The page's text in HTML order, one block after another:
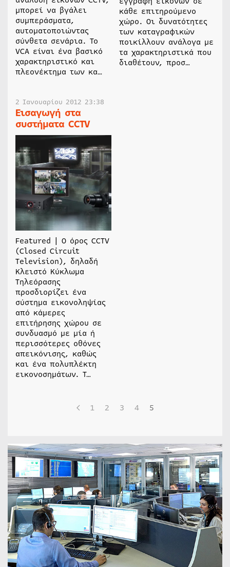
μπορεί να βγάλει
συμπεράσματα,
αυτοματοποιώντας
σύνθετα σενάρια. Το
VCA είναι ένα βασικό
χαρακτηριστικό και
πλεονέκτημα των κα…
κάθε επιτηρούμενο
χώρο. Οι δυνατότητες
των καταγραφικών
ποικίλλουν ανάλογα με
τα χαρακτηριστικά που
διαθέτουν, προσ…
2 Ιανουαρίου 2012 23:38
Εισαγωγή στα
συστήματα CCTV
Featured | Ο όρος CCTV
(Closed Circuit
Television), δηλαδή
Κλειστό Κύκλωμα
Τηλεόρασης
προσδιορίζει ένα
σύστημα εικονοληψίας
από κάμερες
επιτήρησης χώρου σε
συνδυασμό με μία ή
περισσότερες οθόνες
απεικόνισης, καθώς
και ένα πολυπλέκτη
εικονοσημάτων. Τ…
1 2 3 4 5